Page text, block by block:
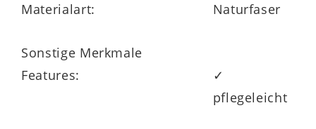
Materialart:
Naturfaser
Sonstige Merkmale
Features:
✓
pflegeleicht